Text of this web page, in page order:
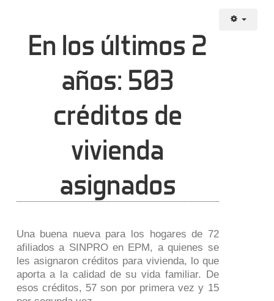
En los últimos 2
años: 503
créditos de
vivienda
asignados
Una buena nueva para los hogares de 72
afiliados a SINPRO en EPM, a quienes se
les asignaron créditos para vivienda, lo que
aporta a la calidad de su vida familiar. De
esos créditos, 57 son por primera vez y 15